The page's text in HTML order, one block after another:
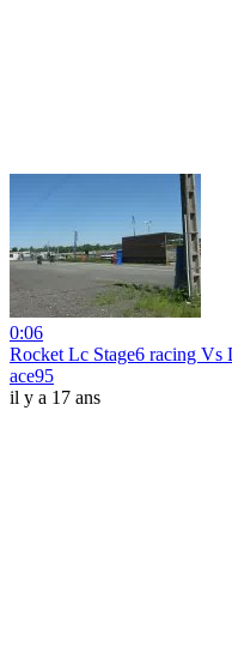
0:06
Rocket Lc Stage6 racing Vs
ace95
il y a 17 ans